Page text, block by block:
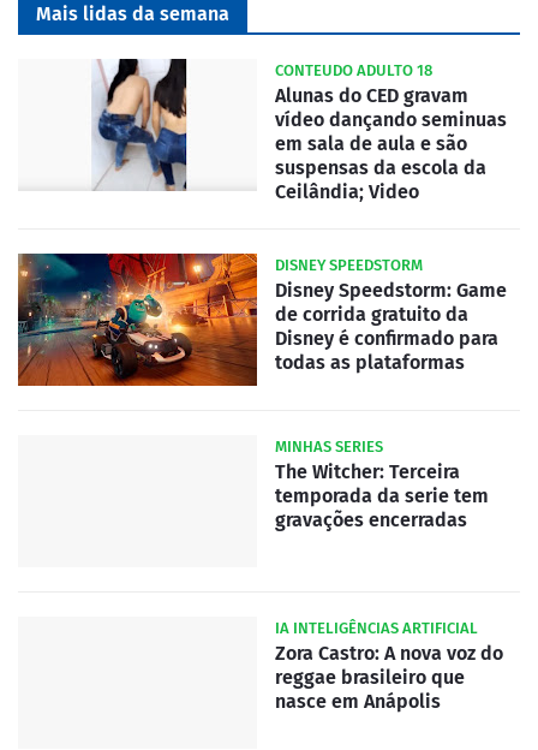
Mais lidas da semana
CONTEUDO ADULTO 18
Alunas do CED gravam
vídeo dançando seminuas
em sala de aula e são
suspensas da escola da
Ceilândia; Video
DISNEY SPEEDSTORM
Disney Speedstorm: Game
de corrida gratuito da
Disney é confirmado para
todas as plataformas
MINHAS SERIES
The Witcher: Terceira
temporada da serie tem
gravações encerradas
IA INTELIGÊNCIAS ARTIFICIAL
Zora Castro: A nova voz do
reggae brasileiro que
nasce em Anápolis